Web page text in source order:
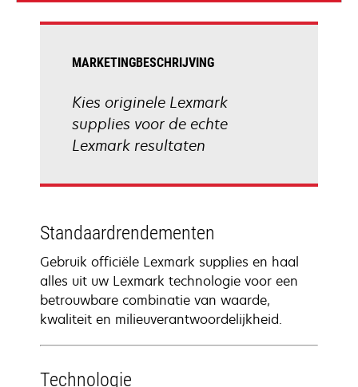
MARKETINGBESCHRIJVING
Kies originele Lexmark
supplies voor de echte
Lexmark resultaten
Standaardrendementen
Gebruik officiële Lexmark supplies en haal
alles uit uw Lexmark technologie voor een
betrouwbare combinatie van waarde,
kwaliteit en milieuverantwoordelijkheid.
Technologie